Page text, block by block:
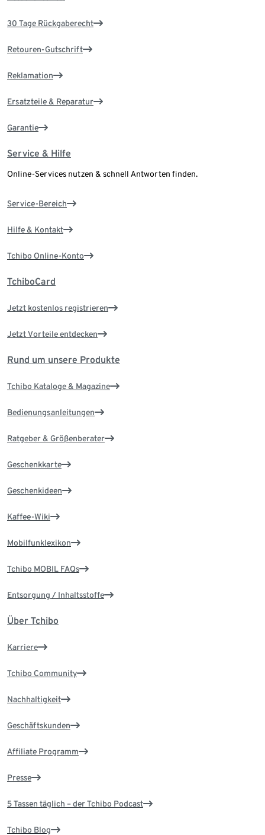
30 Tage Rückgaberecht
Retouren-Gutschrift
Reklamation
Ersatzteile & Reparatur
Garantie
Service & Hilfe
Online-Services nutzen & schnell Antworten finden.
Service-Bereich
Hilfe & Kontakt
Tchibo Online-Konto
TchiboCard
Jetzt kostenlos registrieren
Jetzt Vorteile entdecken
Rund um unsere Produkte
Tchibo Kataloge & Magazine
Bedienungsanleitungen
Ratgeber & Größenberater
Geschenkkarte
Geschenkideen
Kaffee-Wiki
Mobilfunklexikon
Tchibo MOBIL FAQs
Entsorgung / Inhaltsstoffe
Über Tchibo
Karriere
Tchibo Community
Nachhaltigkeit
Geschäftskunden
Affiliate Programm
Presse
5 Tassen täglich – der Tchibo Podcast
Tchibo Blog